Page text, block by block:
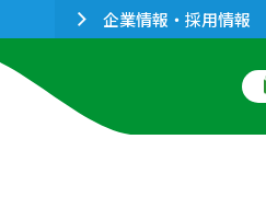
企業情報・採用情報